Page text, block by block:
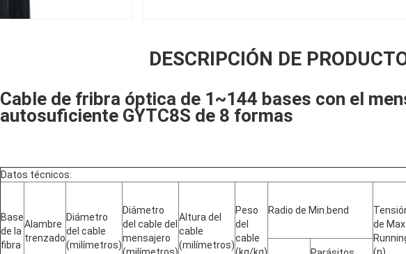
DESCRIPCIÓN DE
Cable de fribra óptica de 1~144 bases con el
autosuficiente GYTC8S de 8 formas
Datos técnicos:
Base
de la
fibra
Alambre
trenzado
Diámetro
del cable
(milímetros)
Diámetro
del cable del
mensajero
(milímetros)
Altura del
cable
(milímetros)
Peso
del
cable
(kg/kg)
Radio de Min.bend
de Max.
(n)